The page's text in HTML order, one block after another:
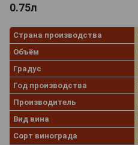
0.75л
Страна производства
Объём
Градус
Год производства
Производитель
Вид вина
Сорт винограда